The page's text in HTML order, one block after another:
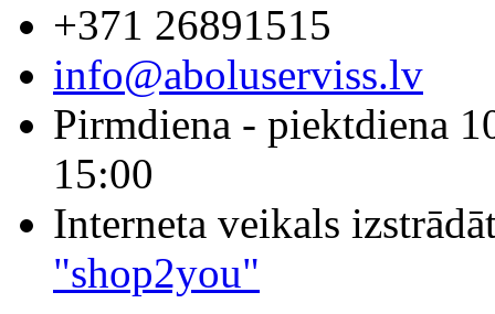
+371 26891515
info@aboluserviss.lv
Pirmdiena - piektdiena
15:00
Interneta veikals
"shop2you"